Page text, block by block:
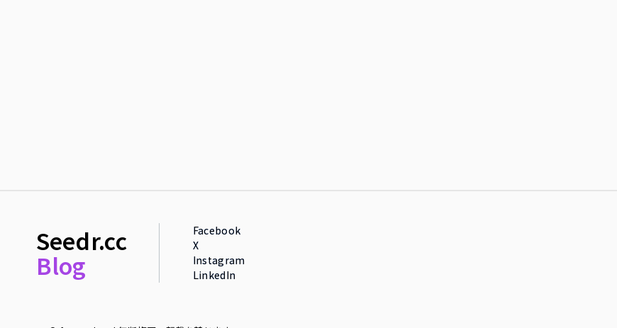
Seedr.cc
Blog
Facebook
X
Instagram
LinkedIn